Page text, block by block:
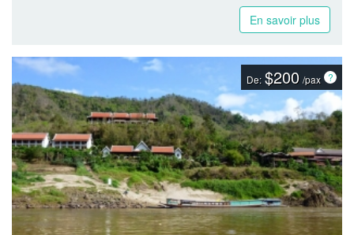
En savoir plus
De: $200 /pax